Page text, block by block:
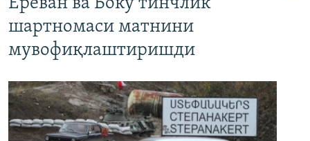
Ереван ва Боку тинчлик
шартномаси матнини
мувофиқлаштиришди